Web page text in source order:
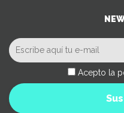
Acepto la